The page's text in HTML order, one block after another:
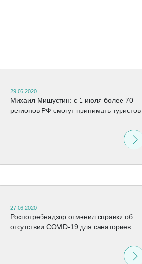
29.06.2020
Михаил Мишустин: с 1 июля более 70
регионов РФ смогут принимать туристов
27.06.2020
Роспотребнадзор отменил справки об
отсутствии COVID-19 для санаториев